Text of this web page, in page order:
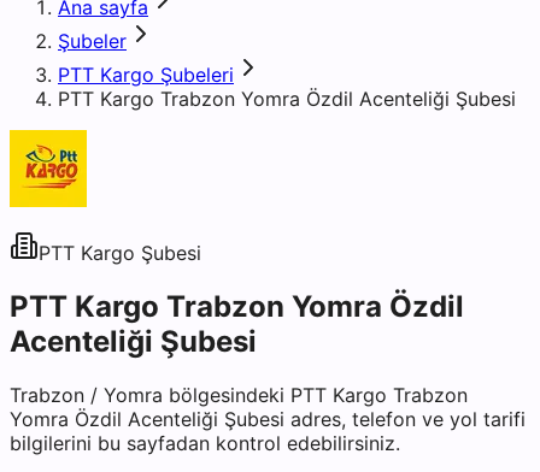
Ana sayfa
Şubeler
PTT Kargo Şubeleri
PTT Kargo Trabzon Yomra Özdil Acenteliği Şubesi
PTT Kargo Şubesi
PTT Kargo Trabzon Yomra Özdil
Acenteliği Şubesi
Trabzon / Yomra bölgesindeki PTT Kargo Trabzon
Yomra Özdil Acenteliği Şubesi adres, telefon ve yol tarifi
bilgilerini bu sayfadan kontrol edebilirsiniz.